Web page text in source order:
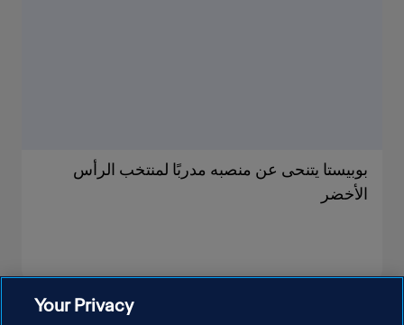
بوبيستا يتنحى عن منصبه مدربًا لمنتخب الرأس
الأخضر
Your Privacy